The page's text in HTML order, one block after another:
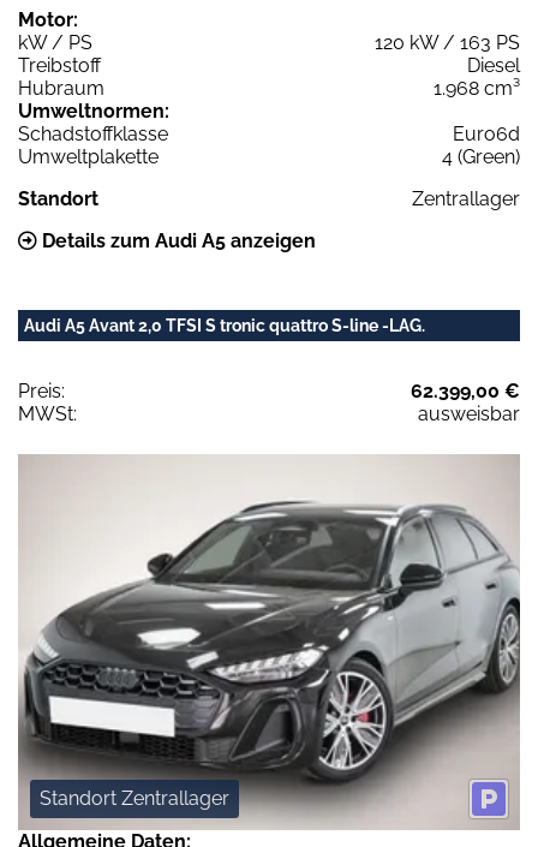
Motor:
kW / PS
120 kW / 163 PS
Treibstoff
Diesel
Hubraum
1.968 cm³
Umweltnormen:
Schadstoffklasse
Euro6d
Umweltplakette
4 (Green)
Standort
Zentrallager
Details zum Audi A5 anzeigen
Audi A5 Avant 2,0 TFSI S tronic quattro S-line -LAG.
Preis:
62.399,00 €
MWSt:
ausweisbar
Standort Zentrallager
Allgemeine Daten: